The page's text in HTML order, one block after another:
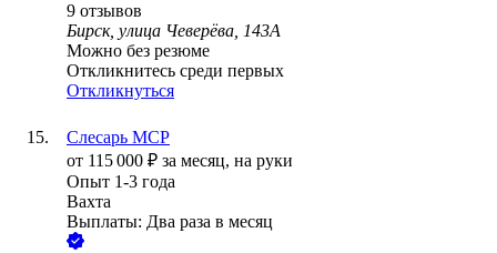
9 отзывов
Бирск, улица Чеверёва, 143А
Можно без резюме
Откликнитесь среди первых
Откликнуться
Слесарь МСР
от 115 000 ₽ за месяц, на руки
Опыт 1-3 года
Вахта
Выплаты: Два раза в месяц